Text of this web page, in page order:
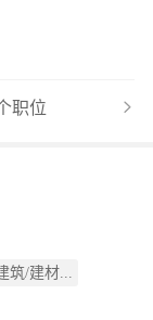
职位
筑/建材...